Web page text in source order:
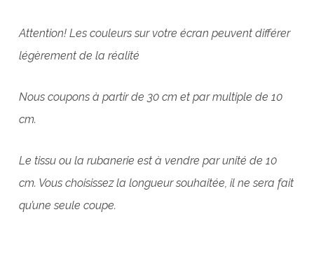
Attention! Les couleurs sur votre écran peuvent différer
légèrement de la réalité
Nous coupons à partir de 30 cm et par multiple de 10
cm.
Le tissu ou la rubanerie est à vendre par unité de 10
cm. Vous choisissez la longueur souhaitée, il ne sera fait
qu’une seule coupe.